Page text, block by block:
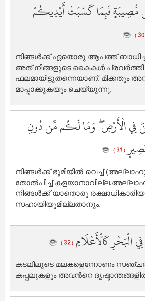
فَبِمَا كَسَبَتْ أَيْدِيكُمْ
നിങ്ങള്‍ക്ക് ഏതൊരു ആപത്ത്
അത് നിങ്ങളുടെ കൈകള്‍
ഫലമായിട്ടുതന്നെയാണ്‌. മിക്കതും
മാപ്പാക്കുകയും ചെയ്യുന്നു.
فِي الْأَرْضِ ۖ وَمَا لَكُم مِّن دُونِ
( 31 )
നിങ്ങള്‍ക്ക് ഭൂമിയില്‍ വെച്ച്
തോല്‍പിച്ച്
നിങ്ങള്‍ക്ക് യാതൊരു
സഹായിയുമില്ലതാനും.
الْبَحْرِ كَالْأَعْلَامِ ( 32 )
കടലിലൂടെ മലകളെന്നോണം
കപ്പലുകളും അവന്‍റെ